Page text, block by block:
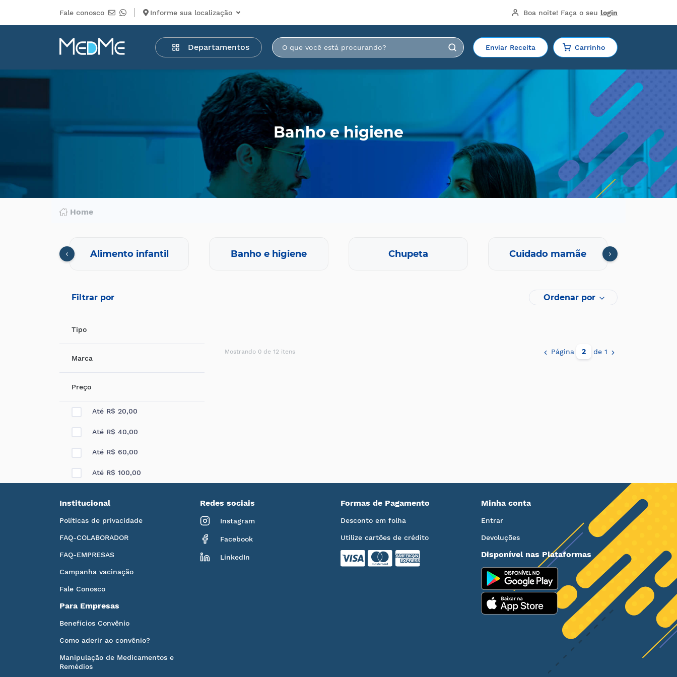
Fale conosco Informe sua localização Boa noite! Faça o seu login
Departamentos Enviar Receita Carrinho
Departamentos
Medicamentos
Higiene
pessoal
Mercearia
Serviços
Banho e higiene
Home
Alimento infantil Banho e higiene Chupeta Cuidado mamãe
Filtrar por Ordenar por
Tipo
Marca
Preço
Até R$ 20,00
Até R$ 40,00
Até R$ 60,00
Até R$ 100,00
Mostrando 0 de 12 itens Página de 1
Institucional
Políticas de privacidade
FAQ-COLABORADOR
FAQ-EMPRESAS
Campanha vacinação
Fale Conosco
Para Empresas
Benefícios Convênio
Como aderir ao convênio?
Manipulação de Medicamentos e
Remédios
Redes sociais
Instagram
Facebook
LinkedIn
Formas de Pagamento
Desconto em folha
Utilize cartões de crédito
Minha conta
Entrar
Devoluções
Disponível nas Plataformas